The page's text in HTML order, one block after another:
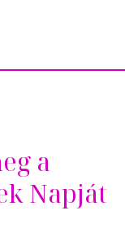
a
Napját